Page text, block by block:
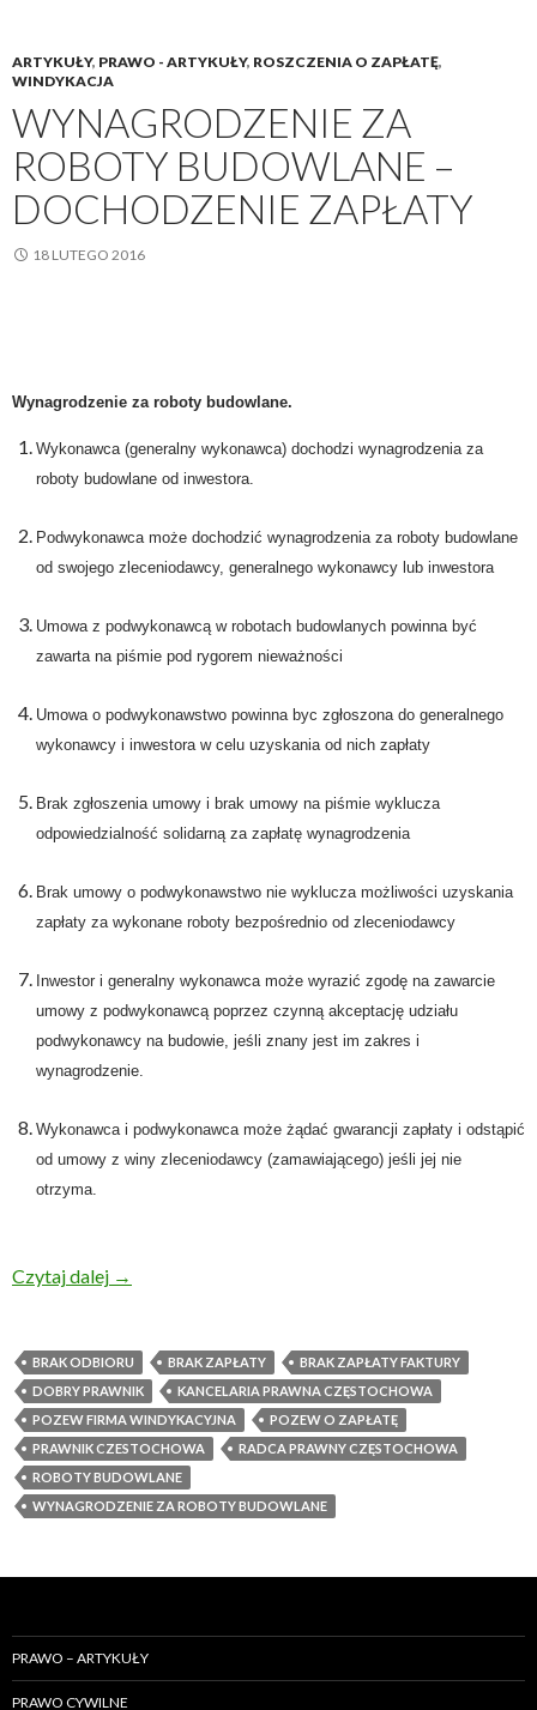
ARTYKUŁY, PRAWO - ARTYKUŁY, ROSZCZENIA O ZAPŁATĘ,
WINDYKACJA
WYNAGRODZENIE ZA
ROBOTY BUDOWLANE –
DOCHODZENIE ZAPŁATY
18 LUTEGO 2016
Wynagrodzenie za roboty budowlane.
Wykonawca (generalny wykonawca) dochodzi wynagrodzenia za
roboty budowlane od inwestora.
Podwykonawca może dochodzić wynagrodzenia za roboty budowlane
od swojego zleceniodawcy, generalnego wykonawcy lub inwestora
Umowa z podwykonawcą w robotach budowlanych powinna być
zawarta na piśmie pod rygorem nieważności
Umowa o podwykonawstwo powinna byc zgłoszona do generalnego
wykonawcy i inwestora w celu uzyskania od nich zapłaty
Brak zgłoszenia umowy i brak umowy na piśmie wyklucza
odpowiedzialność solidarną za zapłatę wynagrodzenia
Brak umowy o podwykonawstwo nie wyklucza możliwości uzyskania
zapłaty za wykonane roboty bezpośrednio od zleceniodawcy
Inwestor i generalny wykonawca może wyrazić zgodę na zawarcie
umowy z podwykonawcą poprzez czynną akceptację udziału
podwykonawcy na budowie, jeśli znany jest im zakres i
wynagrodzenie.
Wykonawca i podwykonawca może żądać gwarancji zapłaty i odstąpić
od umowy z winy zleceniodawcy (zamawiającego) jeśli jej nie
otrzyma.
Czytaj dalej Wynagrodzenie za roboty budowlane –
→
BRAK ODBIORU BRAK ZAPŁATY
BRAK ZAPŁATY FAKTURY
DOBRY PRAWNIK
KANCELARIA PRAWNA CZĘSTOCHOWA
POZEW FIRMA WINDYKACYJNA
POZEW O ZAPŁATĘ
PRAWNIK CZESTOCHOWA
RADCA PRAWNY CZĘSTOCHOWA
ROBOTY BUDOWLANE
WYNAGRODZENIE ZA ROBOTY BUDOWLANE
PRAWO – ARTYKUŁY
PRAWO CYWILNE